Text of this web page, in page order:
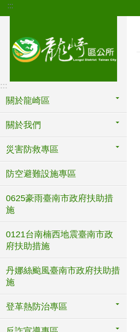
跳到主要內容區塊
:::
:::
關於龍崎區
關於我們
災害防救專區
防空避難設施專區
0625豪雨臺南市政府扶助措
施
0121台南楠西地震臺南市政
府扶助措施
丹娜絲颱風臺南市政府扶助措
施
登革熱防治專區